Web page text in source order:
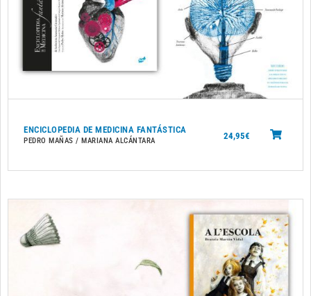
ENCICLOPEDIA DE MEDICINA FANTÁSTICA
PEDRO MAÑAS / MARIANA ALCÁNTARA 24,95€